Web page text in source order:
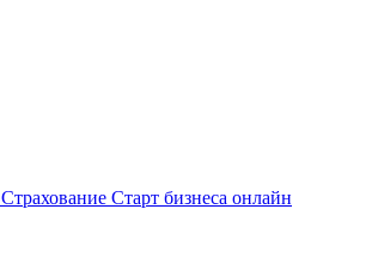
Страхование Старт бизнеса онлайн